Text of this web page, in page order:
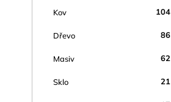
Kov 104
Dřevo 86
Masiv 62
Sklo 21